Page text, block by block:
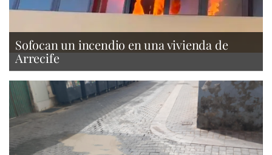
Sofocan un incendio en una vivienda de
Arrecife